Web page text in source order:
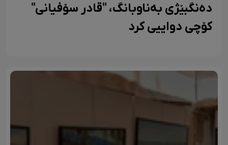
دەنگبێژی بەناوبانگ، "قادر سۆفیانی"
کۆچی دواییی کرد